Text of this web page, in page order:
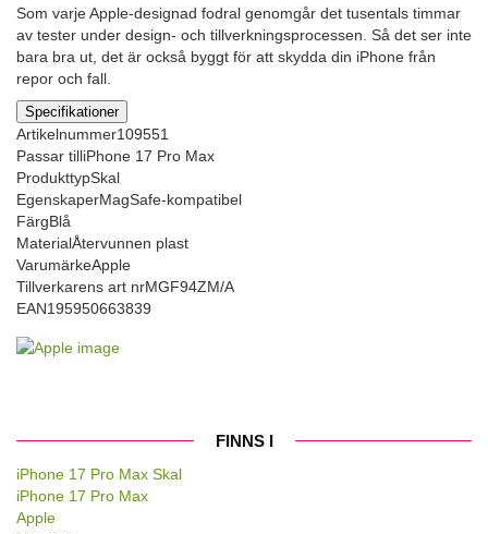
Som varje Apple-designad fodral genomgår det tusentals timmar
av tester under design- och tillverkningsprocessen. Så det ser inte
bara bra ut, det är också byggt för att skydda din iPhone från
repor och fall.
Specifikationer
Artikelnummer109551
Passar tilliPhone 17 Pro Max
ProdukttypSkal
EgenskaperMagSafe-kompatibel
FärgBlå
MaterialÅtervunnen plast
VarumärkeApple
Tillverkarens art nrMGF94ZM/A
EAN195950663839
FINNS I
iPhone 17 Pro Max Skal
iPhone 17 Pro Max
Apple